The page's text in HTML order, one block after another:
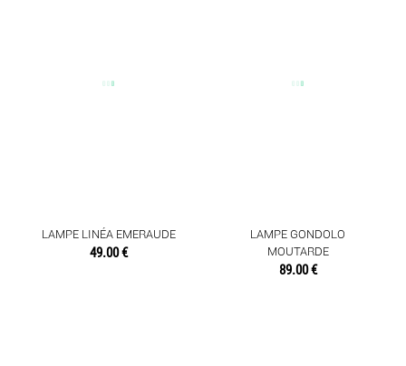
LAMPE LINÉA EMERAUDE
49.00 €
LAMPE GONDOLO
MOUTARDE
89.00 €